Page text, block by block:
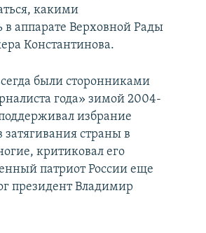
какими
аппарате Верховной Рады
Константинова.
были сторонниками
года» зимой 2004-
избрание
страны в
критиковал его
патриот России еще
президент Владимир